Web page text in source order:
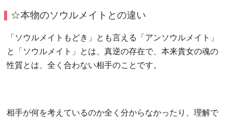
☆本物のソウルメイトとの違い
「ソウルメイトもどき」とも言える「アンソウルメイト」
と「ソウルメイト」とは、真逆の存在で、本来貴女の魂の
性質とは、全く合わない相手のことです。
相手が何を考えているのか全く分からなかったり、理解で